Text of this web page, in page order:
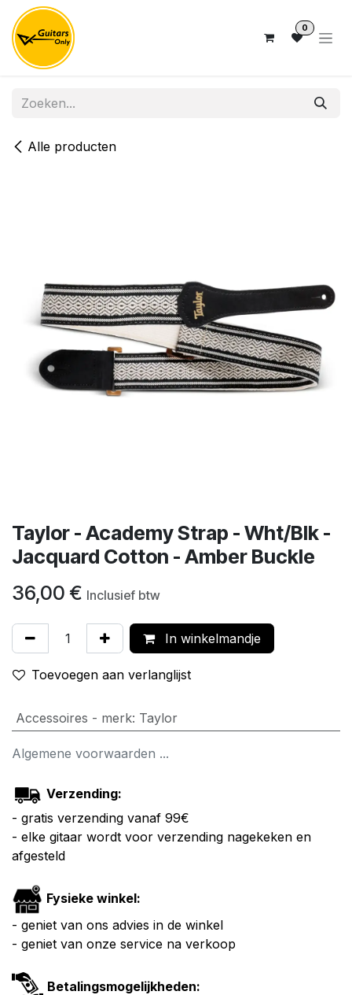
Overslaan naar inhoud
0
Alle producten
Taylor - Academy Strap - Wht/Blk -
Jacquard Cotton - Amber Buckle
36,00 € Inclusief btw
In winkelmandje
Toevoegen aan verlanglijst
Accessoires - merk: Taylor
Algemene voorwaarden ...
Verzending:
- gratis verzending vanaf 99€
- elke gitaar wordt voor verzending nagekeken en
afgesteld
Fysieke winkel:
- geniet van ons advies in de winkel
- geniet van onze service na verkoop
Betalingsmogelijkheden: